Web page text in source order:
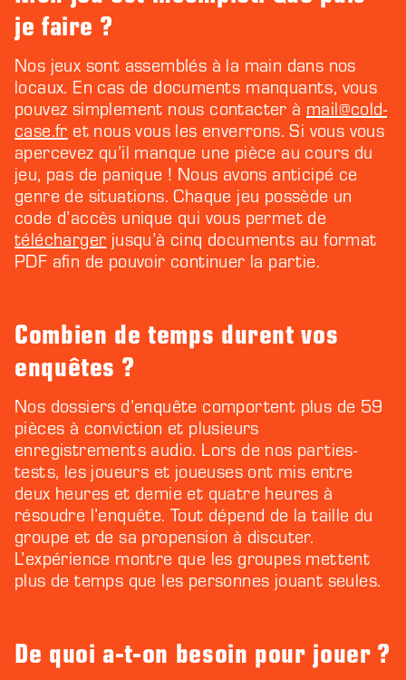
je faire ?
Nos jeux sont assemblés à la main dans nos
locaux. En cas de documents manquants, vous
pouvez simplement nous contacter à mail@cold-
case.fr et nous vous les enverrons. Si vous vous
apercevez qu’il manque une pièce au cours du
jeu, pas de panique ! Nous avons anticipé ce
genre de situations. Chaque jeu possède un
code d’accès unique qui vous permet de
télécharger jusqu’à cinq documents au format
PDF afin de pouvoir continuer la partie.
Combien de temps durent vos
enquêtes ?
Nos dossiers d’enquête comportent plus de 59
pièces à conviction et plusieurs
enregistrements audio. Lors de nos parties-
tests, les joueurs et joueuses ont mis entre
deux heures et demie et quatre heures à
résoudre l’enquête. Tout dépend de la taille du
groupe et de sa propension à discuter.
L’expérience montre que les groupes mettent
plus de temps que les personnes jouant seules.
De quoi a-t-on besoin pour jouer ?